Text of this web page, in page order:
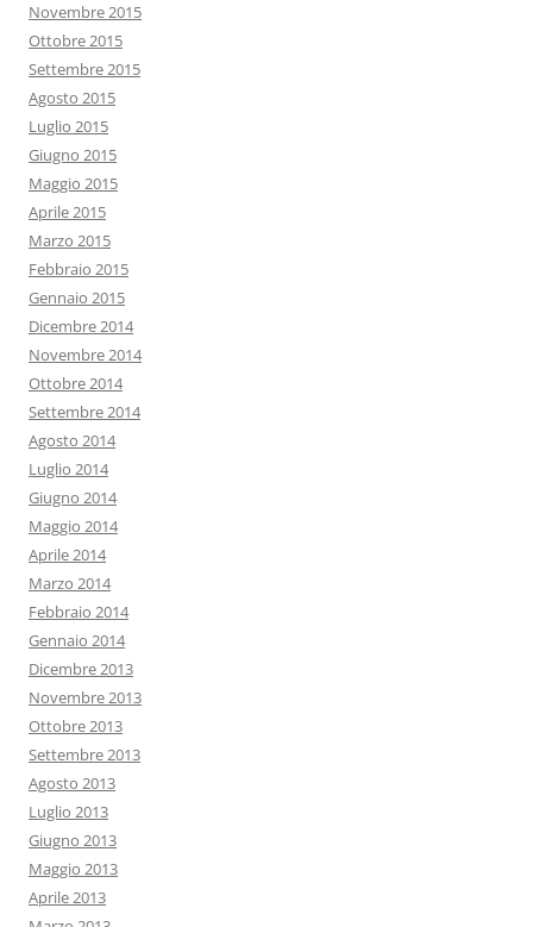
Novembre 2015
Ottobre 2015
Settembre 2015
Agosto 2015
Luglio 2015
Giugno 2015
Maggio 2015
Aprile 2015
Marzo 2015
Febbraio 2015
Gennaio 2015
Dicembre 2014
Novembre 2014
Ottobre 2014
Settembre 2014
Agosto 2014
Luglio 2014
Giugno 2014
Maggio 2014
Aprile 2014
Marzo 2014
Febbraio 2014
Gennaio 2014
Dicembre 2013
Novembre 2013
Ottobre 2013
Settembre 2013
Agosto 2013
Luglio 2013
Giugno 2013
Maggio 2013
Aprile 2013